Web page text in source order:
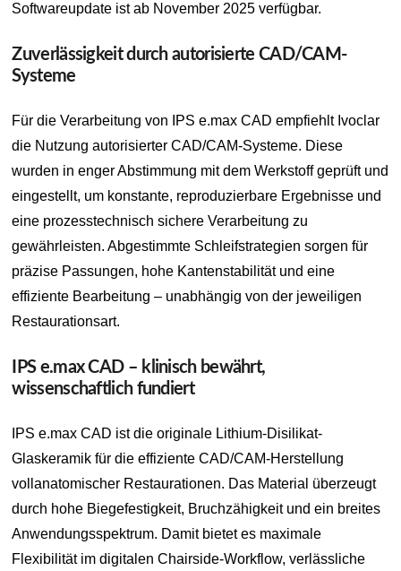
Softwareupdate ist ab November 2025 verfügbar.
Zuverlässigkeit durch autorisierte CAD/CAM-
Systeme
Für die Verarbeitung von IPS e.max CAD empfiehlt Ivoclar
die Nutzung autorisierter CAD/CAM-Systeme. Diese
wurden in enger Abstimmung mit dem Werkstoff geprüft und
eingestellt, um konstante, reproduzierbare Ergebnisse und
eine prozesstechnisch sichere Verarbeitung zu
gewährleisten. Abgestimmte Schleifstrategien sorgen für
präzise Passungen, hohe Kantenstabilität und eine
effiziente Bearbeitung – unabhängig von der jeweiligen
Restaurationsart.
IPS e.max CAD – klinisch bewährt,
wissenschaftlich fundiert
IPS e.max CAD ist die originale Lithium-Disilikat-
Glaskeramik für die effiziente CAD/CAM-Herstellung
vollanatomischer Restaurationen. Das Material überzeugt
durch hohe Biegefestigkeit, Bruchzähigkeit und ein breites
Anwendungsspektrum. Damit bietet es maximale
Flexibilität im digitalen Chairside-Workflow, verlässliche